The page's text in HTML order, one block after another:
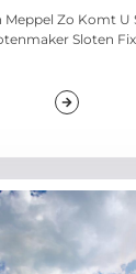
Zo Komt U
Sloten Fix